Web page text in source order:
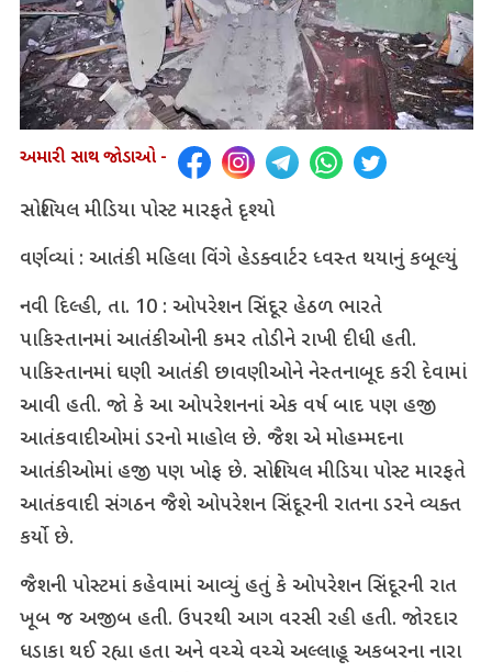
અમારી સાથ જોડાઓ -
સોશિયલ મીડિયા પોસ્ટ મારફતે દૃશ્યો
વર્ણવ્યાં : આતંકી મહિલા વિંગે હેડક્વાર્ટર ધ્વસ્ત થયાનું કબૂલ્યું
નવી દિલ્હી, તા. 10 : ઓપરેશન સિંદૂર હેઠળ ભારતે
પાકિસ્તાનમાં આતંકીઓની કમર તોડીને રાખી દીધી હતી.
પાકિસ્તાનમાં ઘણી આતંકી છાવણીઓને નેસ્તનાબૂદ કરી દેવામાં
આવી હતી. જો કે આ ઓપરેશનનાં એક વર્ષ બાદ પણ હજી
આતંકવાદીઓમાં ડરનો માહોલ છે. જૈશ એ મોહમ્મદના
આતંકીઓમાં હજી પણ ખોફ છે. સોશિયલ મીડિયા પોસ્ટ મારફતે
આતંકવાદી સંગઠન જૈશે ઓપરેશન સિંદૂરની રાતના ડરને વ્યક્ત
કર્યો છે.
જૈશની પોસ્ટમાં કહેવામાં આવ્યું હતું કે ઓપરેશન સિંદૂરની રાત
ખૂબ જ અજીબ હતી. ઉપરથી આગ વરસી રહી હતી. જોરદાર
ધડાકા થઈ રહ્યા હતા અને વચ્ચે વચ્ચે અલ્લાહૂ અકબરના નારા